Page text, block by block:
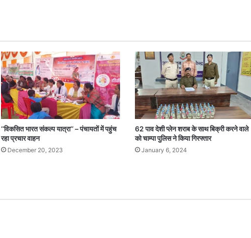
‘‘विकसित भारत संकल्प यात्रा‘‘ – पंचायतों में पहुंच
रहा प्रचार वाहन
December 20, 2023
62 पाव देशी प्लेन शराब के साथ बिक्री करने वाले
को चाम्पा पुलिस ने किया गिरफ्तार
January 6, 2024